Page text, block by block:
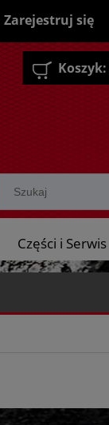
Zarejestruj się
Koszyk:
Części i Serwis